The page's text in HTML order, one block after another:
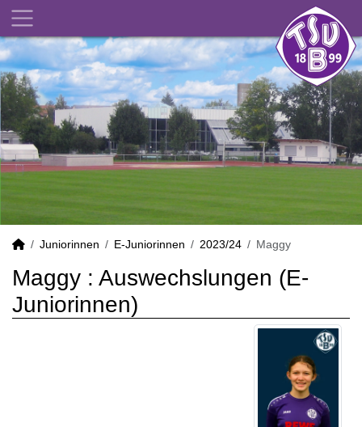
Juniorinnen E-Juniorinnen 2023/24 Maggy
Maggy : Auswechslungen (E-
Juniorinnen)